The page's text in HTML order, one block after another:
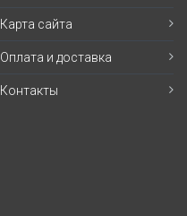
Карта сайта
Оплата и доставка
Контакты